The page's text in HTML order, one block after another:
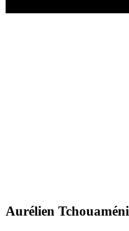
Aurélien Tchouaméni